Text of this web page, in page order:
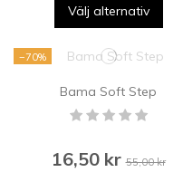
Välj alternativ
−70%
Bama Soft Step
16,50 kr55,00 kr